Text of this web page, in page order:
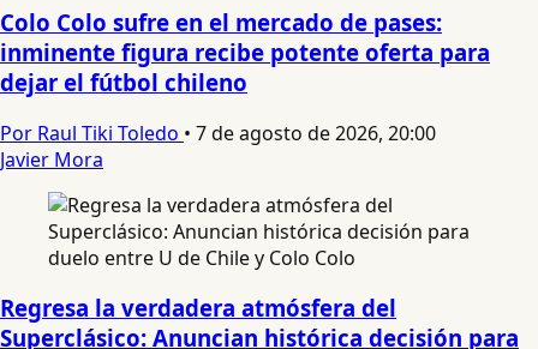
Colo Colo sufre en el mercado de pases:
inminente figura recibe potente oferta para
dejar el fútbol chileno
Por Raul Tiki Toledo • 7 de agosto de 2026, 20:00
Javier Mora
Regresa la verdadera atmósfera del
Superclásico: Anuncian histórica decisión para